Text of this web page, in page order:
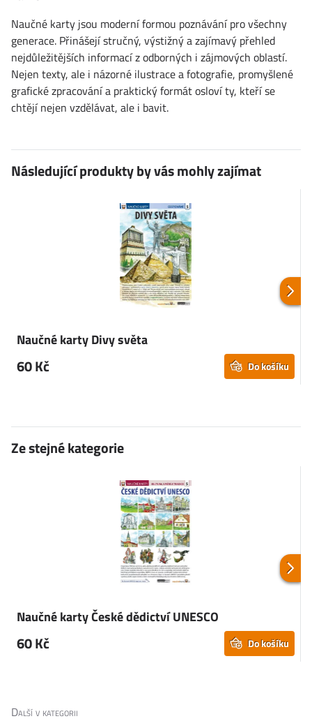
Naučné karty jsou moderní formou poznávání pro všechny
generace. Přinášejí stručný, výstižný a zajímavý přehled
nejdůležitějších informací z odborných i zájmových oblastí.
Nejen texty, ale i názorné ilustrace a fotografie, promyšlené
grafické zpracování a praktický formát osloví ty, kteří se
chtějí nejen vzdělávat, ale i bavit.
Následující produkty by vás mohly zajímat
Naučné karty Divy světa
60 Kč Do košíku
Ze stejné kategorie
Naučné karty České dědictví UNESCO
60 Kč Do košíku
Další v kategorii